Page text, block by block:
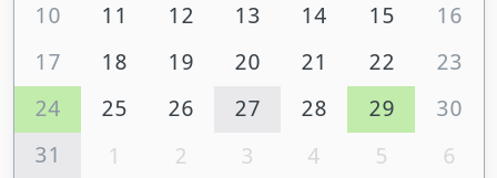
10
11 12 13 14 15
16
17
18 19 20 21 22
23
24
25 26 27 28 29
30
31
1 2 3 4 5 6